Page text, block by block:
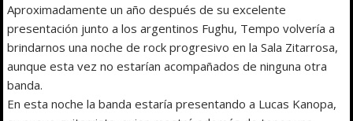
Aproximadamente un año después de su excelente
presentación junto a los argentinos Fughu, Tempo volvería a
brindarnos una noche de rock progresivo en la Sala Zitarrosa,
aunque esta vez no estarían acompañados de ninguna otra
banda.
En esta noche la banda estaría presentando a Lucas Kanopa,